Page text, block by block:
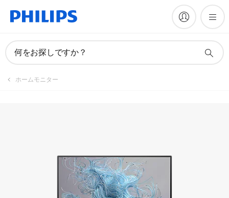
何をお探しですか？
ホームモニター
製品を登録